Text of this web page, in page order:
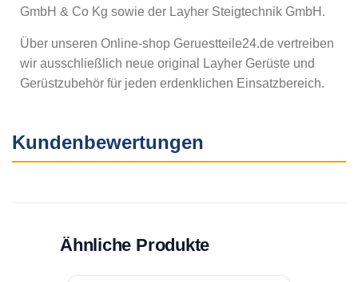
GmbH & Co Kg sowie der Layher Steigtechnik GmbH.
Über unseren Online-shop Geruestteile24.de vertreiben
wir ausschließlich neue original Layher Gerüste und
Gerüstzubehör für jeden erdenklichen Einsatzbereich.
Kundenbewertungen
Ähnliche Produkte